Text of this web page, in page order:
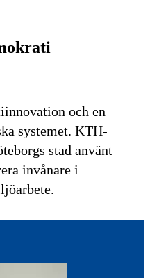
och en
systemet. KTH-
stad använt
invånare i